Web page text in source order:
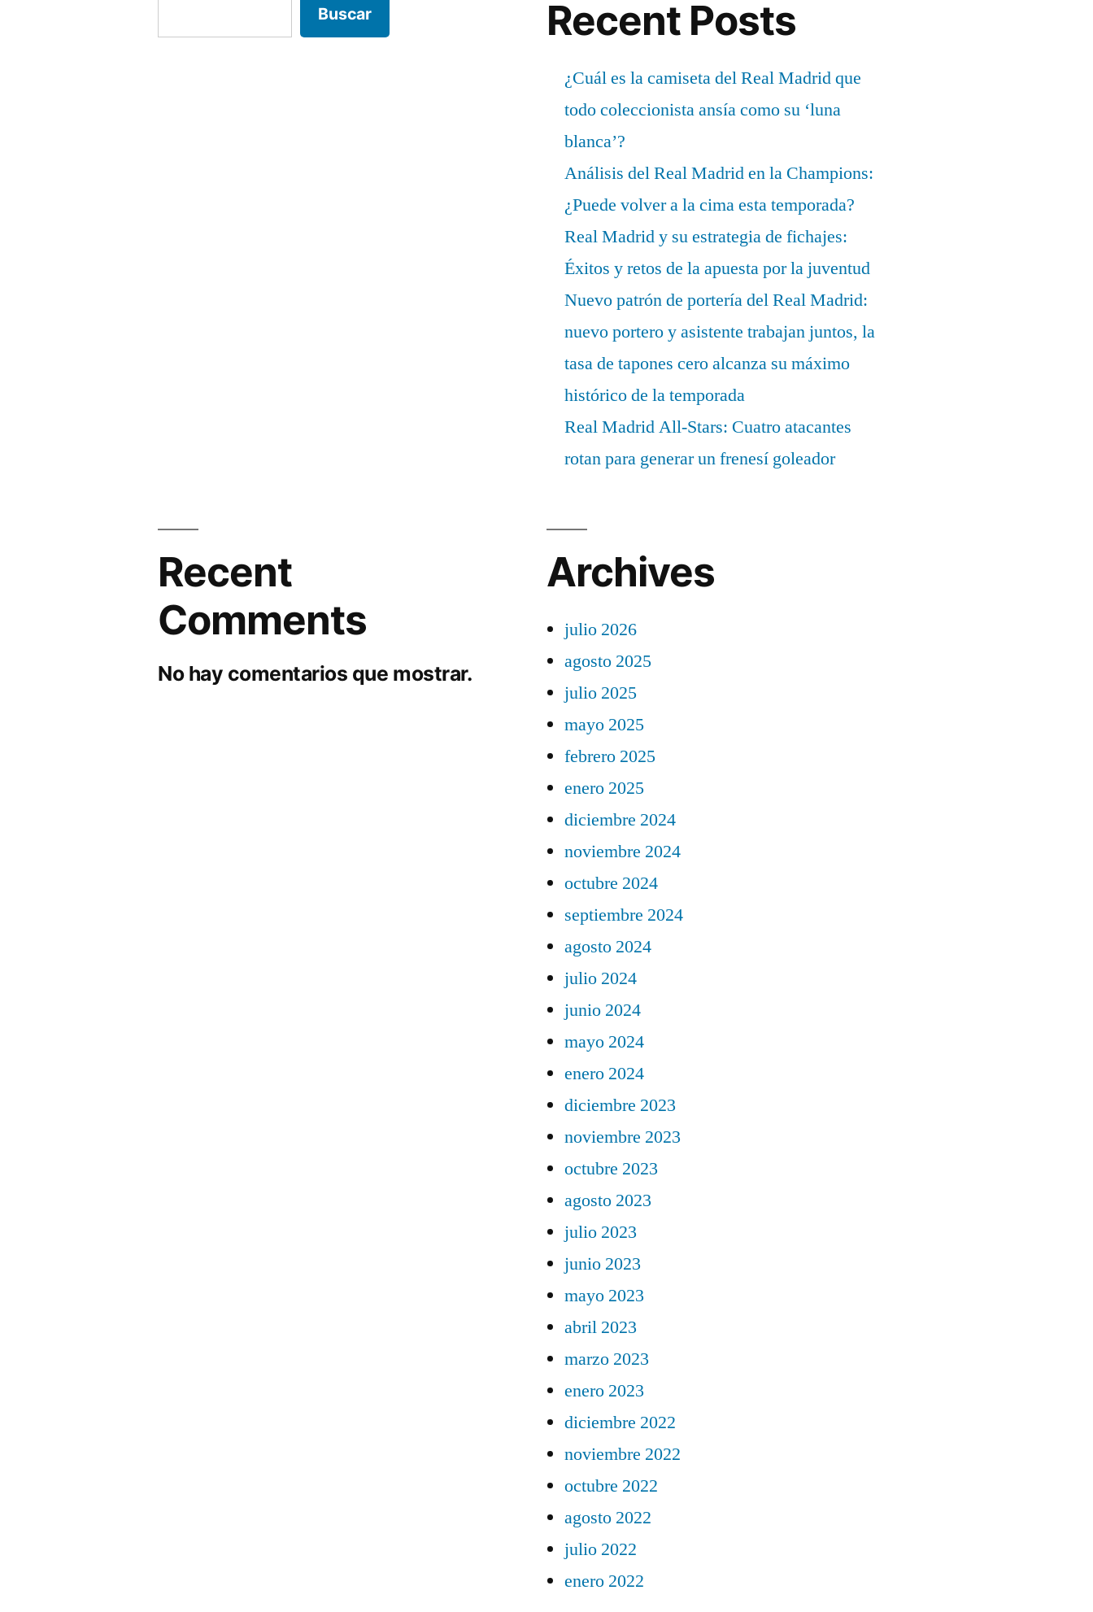
Buscar Recent Posts
¿Cuál es la camiseta del Real Madrid que
todo coleccionista ansía como su ‘luna
blanca’?
Análisis del Real Madrid en la Champions:
¿Puede volver a la cima esta temporada?
Real Madrid y su estrategia de fichajes:
Éxitos y retos de la apuesta por la juventud
Nuevo patrón de portería del Real Madrid:
nuevo portero y asistente trabajan juntos, la
tasa de tapones cero alcanza su máximo
histórico de la temporada
Real Madrid All-Stars: Cuatro atacantes
rotan para generar un frenesí goleador
Recent
Comments
No hay comentarios que mostrar.
Archives
julio 2026
agosto 2025
julio 2025
mayo 2025
febrero 2025
enero 2025
diciembre 2024
noviembre 2024
octubre 2024
septiembre 2024
agosto 2024
julio 2024
junio 2024
mayo 2024
enero 2024
diciembre 2023
noviembre 2023
octubre 2023
agosto 2023
julio 2023
junio 2023
mayo 2023
abril 2023
marzo 2023
enero 2023
diciembre 2022
noviembre 2022
octubre 2022
agosto 2022
julio 2022
enero 2022